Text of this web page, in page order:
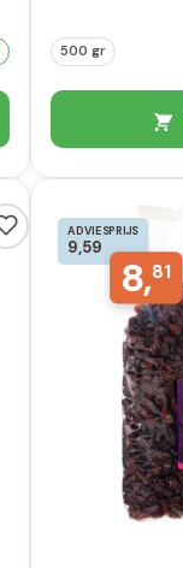
500 gr
ADVIESPRIJS
9,59
8,81